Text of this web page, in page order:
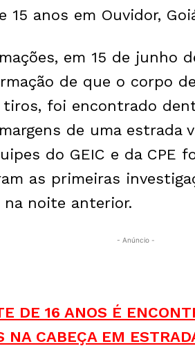
15 anos em Ouvidor,
em 15 de junho
de que o corpo
foi encontrado
de uma estrada
do GEIC e da CPE
as primeiras
noite anterior.
- Anúncio -
DE 16 ANOS É
NA CABEÇA EM